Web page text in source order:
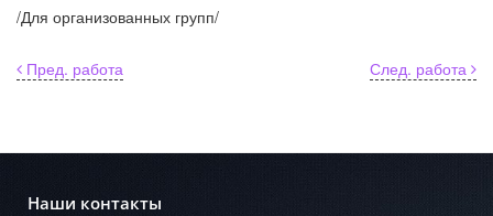
/Для организованных групп/
След. работа
Пред. работа
Наши контакты